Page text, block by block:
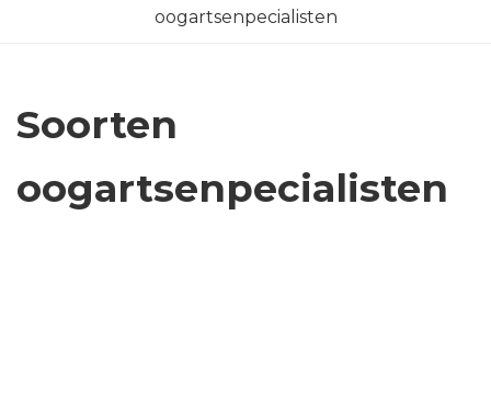
oogartsenpecialisten
Soorten
oogartsenpecialisten